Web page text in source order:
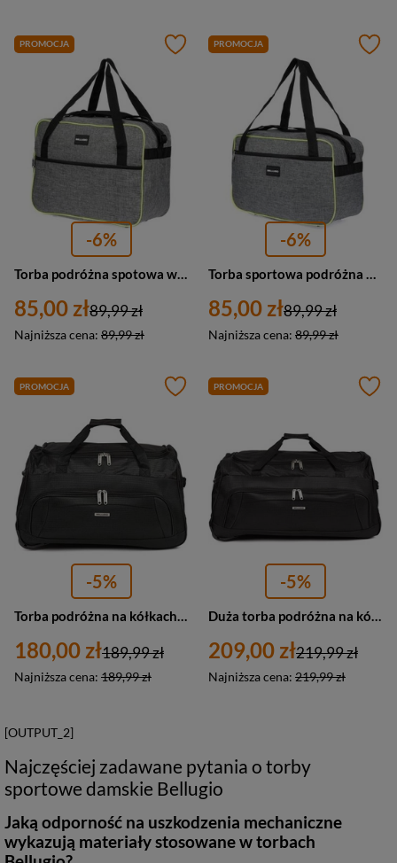
PROMOCJA
-6%
85,00 zł
Najniższa cena: 89,99 zł
89,99 zł
PROMOCJA
-6%
85,00 zł
Najniższa cena: 89,99 zł
89,99 zł
PROMOCJA
-5%
Torba podróżna na kółkach średnia ze stelażem czarna - Bellugio Bellugio M T11
180,00 zł
Najniższa cena: 189,99 zł
189,99 zł
PROMOCJA
-5%
Duża torba podróżna na kółkach ze stelażem czarna - Bellugio XL T09
209,00 zł
Najniższa cena: 219,99 zł
219,99 zł
[OUTPUT_2]
Najczęściej zadawane pytania o torby
sportowe damskie Bellugio
Jaką odporność na uszkodzenia mechaniczne
wykazują materiały stosowane w torbach